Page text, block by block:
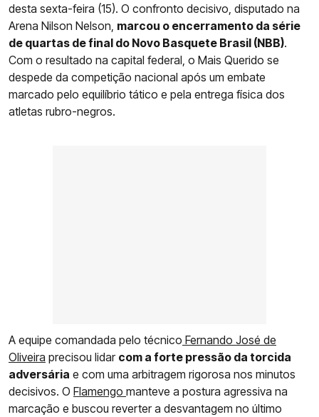
desta sexta-feira (15). O confronto decisivo, disputado na
Arena Nilson Nelson, marcou o encerramento da série
de quartas de final do Novo Basquete Brasil (NBB).
Com o resultado na capital federal, o Mais Querido se
despede da competição nacional após um embate
marcado pelo equilíbrio tático e pela entrega física dos
atletas rubro-negros.
A equipe comandada pelo técnico Fernando José de
Oliveira precisou lidar com a forte pressão da torcida
adversária e com uma arbitragem rigorosa nos minutos
decisivos. O Flamengo manteve a postura agressiva na
marcação e buscou reverter a desvantagem no último